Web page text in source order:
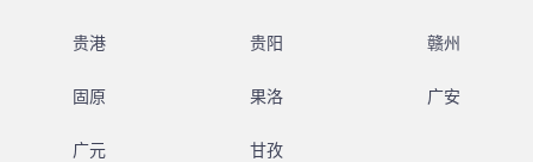
贵港 贵阳 赣州
固原 果洛 广安
广元 甘孜